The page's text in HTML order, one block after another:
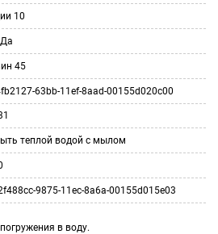
10
Да
45
63bb-11ef-8aad-00155d020c00
теплой водой с мылом
9875-11ec-8a6a-00155d015e03
в воду.